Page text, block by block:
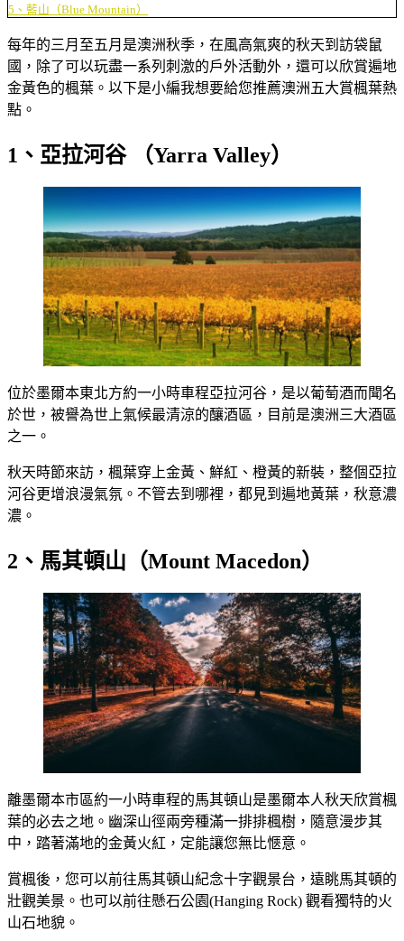
5、藍山（Blue Mountain）
每年的三月至五月是澳洲秋季，在風高氣爽的秋天到訪袋鼠
國，除了可以玩盡一系列刺激的戶外活動外，還可以欣賞遍地
金黃色的楓葉。以下是小編我想要給您推薦澳洲五大賞楓葉熱
點。
1、亞拉河谷 （Yarra Valley）
位於墨爾本東北方約一小時車程亞拉河谷，是以葡萄酒而聞名
於世，被譽為世上氣候最清涼的釀酒區，目前是澳洲三大酒區
之一。
秋天時節來訪，楓葉穿上金黃、鮮紅、橙黃的新裝，整個亞拉
河谷更增浪漫氣氛。不管去到哪裡，都見到遍地黃葉，秋意濃
濃。
2、馬其頓山（Mount Macedon）
離墨爾本市區約一小時車程的馬其頓山是墨爾本人秋天欣賞楓
葉的必去之地。幽深山徑兩旁種滿一排排楓樹，隨意漫步其
中，踏著滿地的金黃火紅，定能讓您無比愜意。
賞楓後，您可以前往馬其頓山紀念十字觀景台，遠眺馬其頓的
壯觀美景。也可以前往懸石公園(Hanging Rock) 觀看獨特的火
山石地貌。